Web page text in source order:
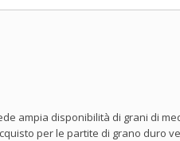
ampia disponibilità di grani di
per le partite di grano duro